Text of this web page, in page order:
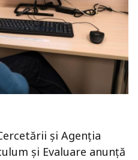
și Agenția
și Evaluare anunță